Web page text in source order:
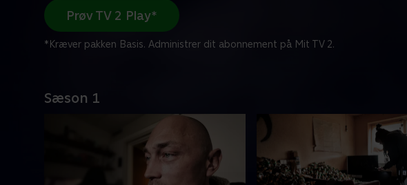
Prøv TV 2 Play*
*Kræver pakken Basis. Administrer dit abonnement på Mit TV 2.
Sæson 1